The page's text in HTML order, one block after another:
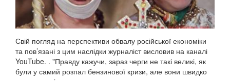
Свій погляд на перспективи обвалу російської економіки
та пов’язані з цим наслідки журналіст висловив на каналі
YouTube. . "Правду кажучи, зараз черги не такі великі, як
були у самий розпал бензинової кризи, але вони швидко